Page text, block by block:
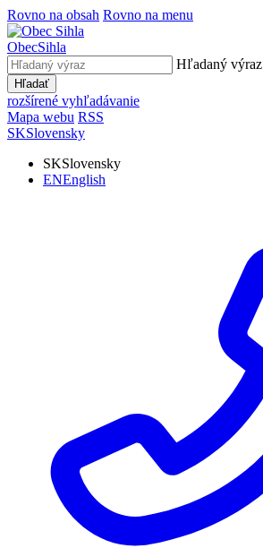
Rovno na obsah Rovno na menu
ObecSihla
Hľadaný výraz
Hľadať
rozšírené vyhľadávanie
Mapa webu RSS
SKSlovensky
SKSlovensky
ENEnglish